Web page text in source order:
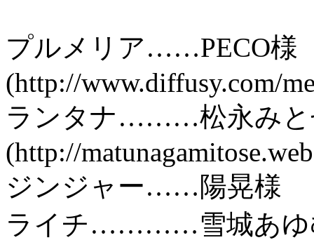
プルメリア……PECO様
(http://www.diffusy.com/
ランタナ………松永みと
(http://
ジンジャー……陽晃様
ライチ…………雪城あゆ